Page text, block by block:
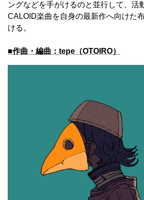
ングなどを手がけるのと並行して、活
CALOID楽曲を自身の最新作へ向けた
ける。
■作曲・編曲：tepe（OTOIRO）